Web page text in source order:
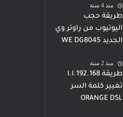
منذ 4 سنة
طريقة حجب
اليوتيوب من راوتر وي
الجديد WE DG8045
منذ 2 سنة
طريقة 192.168.l.l
تغيير كلمة السر
ORANGE DSL